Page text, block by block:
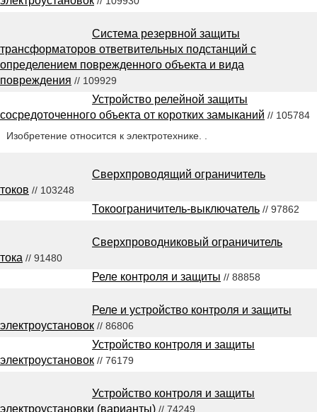
Система резервной защиты
трансформаторов ответвительных подстанций с
определением поврежденного объекта и вида
повреждения // 109929
Устройство релейной защиты
сосредоточенного объекта от коротких замыканий // 105784
Изобретение относится к электротехнике. .
Сверхпроводящий ограничитель
токов // 103248
Токоограничитель-выключатель // 97862
Сверхпроводниковый ограничитель
тока // 91480
Реле контроля и защиты // 88858
Реле и устройство контроля и защиты
электроустановок // 86806
Устройство контроля и защиты
электроустановок // 76179
Устройство контроля и защиты
электроустановки (варианты) // 74249